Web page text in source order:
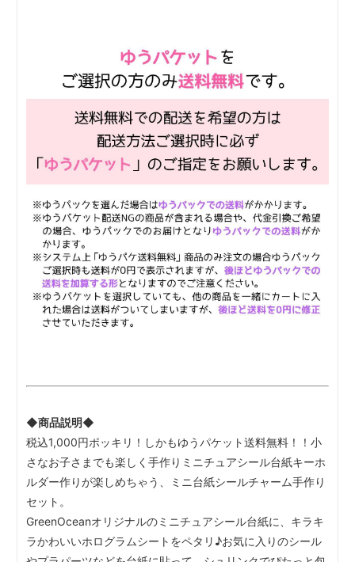
◆商品説明◆
税込1,000円ポッキリ！しかもゆうパケット送料無料！！小
さなお子さまでも楽しく手作りミニチュアシール台紙キーホ
ルダー作りが楽しめちゃう、ミニ台紙シールチャーム手作り
セット。
GreenOceanオリジナルのミニチュアシール台紙に、キラキ
ラかわいいホログラムシートをペタリ♪お気に入りのシール